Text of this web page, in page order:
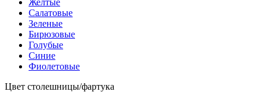
Желтые
Салатовые
Зеленые
Бирюзовые
Голубые
Синие
Фиолетовые
Цвет столешницы/фартука